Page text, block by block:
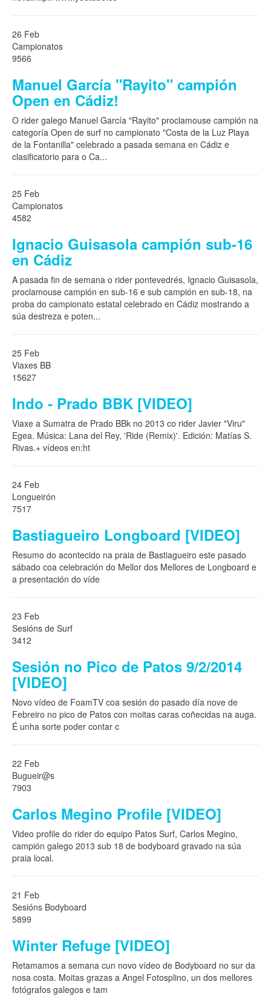
26 Feb
Campionatos
9566
Manuel García "Rayito" campión
Open en Cádiz!
O rider galego Manuel García "Rayito" proclamouse campión na
categoría Open de surf no campionato "Costa de la Luz Playa
de la Fontanilla" celebrado a pasada semana en Cádiz e
clasificatorio para o Ca...
25 Feb
Campionatos
4582
Ignacio Guisasola campión sub-16
en Cádiz
A pasada fin de semana o rider pontevedrés, Ignacio Guisasola,
proclamouse campión en sub-16 e sub campión en sub-18, na
proba do campionato estatal celebrado en Cádiz mostrando a
súa destreza e poten...
25 Feb
Viaxes BB
15627
Indo - Prado BBK [VIDEO]
Viaxe a Sumatra de Prado BBk no 2013 co rider Javier "Viru"
Egea. Música: Lana del Rey, 'Ride (Remix)'. Edición: Matías S.
Rivas.+ vídeos en:ht
24 Feb
Longueirón
7517
Bastiagueiro Longboard [VIDEO]
Resumo do acontecido na praia de Bastiagueiro este pasado
sábado coa celebración do Mellor dos Mellores de Longboard e
a presentación do víde
23 Feb
Sesións de Surf
3412
Sesión no Pico de Patos 9/2/2014
[VIDEO]
Novo vídeo de FoamTV coa sesión do pasado día nove de
Febreiro no pico de Patos con moitas caras coñecidas na auga.
É unha sorte poder contar c
22 Feb
Bugueir@s
7903
Carlos Megino Profile [VIDEO]
Video profile do rider do equipo Patos Surf, Carlos Megino,
campión galego 2013 sub 18 de bodyboard gravado na súa
praia local.
21 Feb
Sesións Bodyboard
5899
Winter Refuge [VIDEO]
Retamamos a semana cun novo vídeo de Bodyboard no sur da
nosa costa. Moitas grazas a Angel Fotosplino, un dos mellores
fotógrafos galegos e tam